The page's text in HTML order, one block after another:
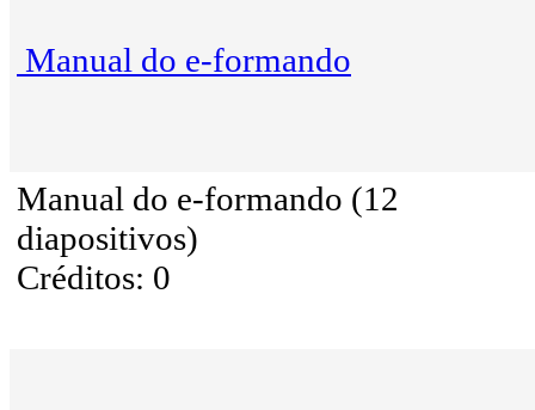
Manual do e-formando
Manual do e-formando (12
diapositivos)
Créditos: 0